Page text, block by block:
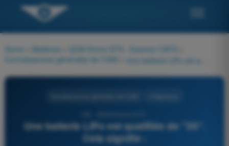
Home Matières QCM Drone STS - Examen CATS
Connaissances générales de l’UAS
Une batterie LiPo est qualifiée de "3S".
Cela signifie :